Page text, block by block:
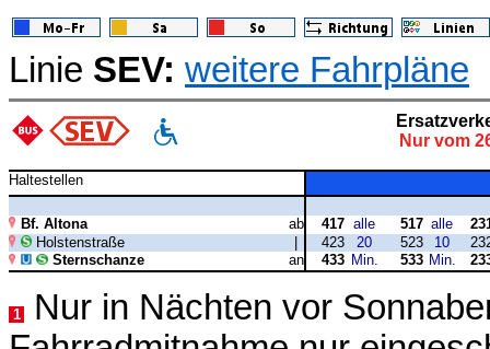
Linie SEV: weitere Fahrpläne
Nur vom
Haltestellen
Bf. Altona ab 417 alle 517 alle
Holstenstraße
| 423 20 523 10
Sternschanze
an 433 Min. 533 Min.
1
Nur in Nächten vor